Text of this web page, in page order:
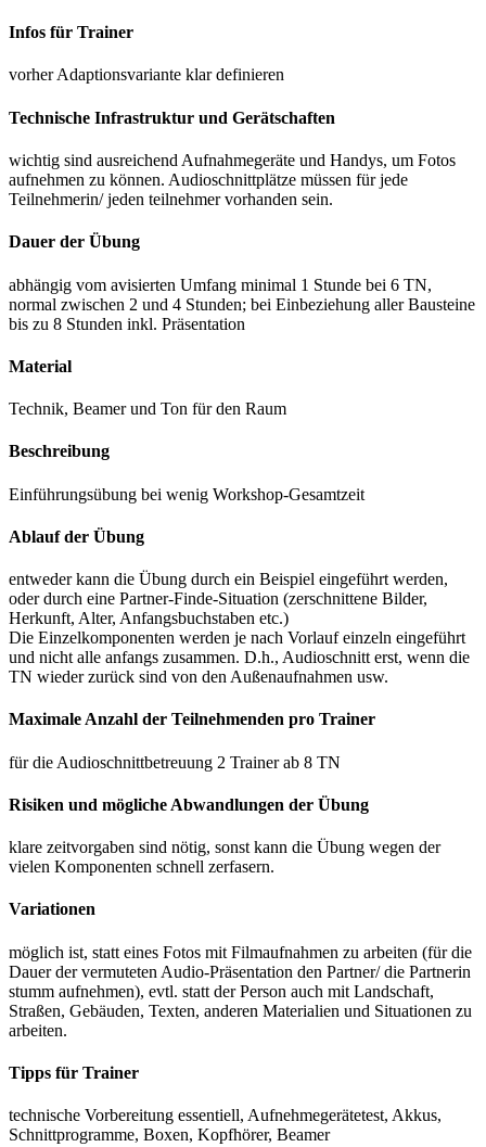
Infos für Trainer
vorher Adaptionsvariante klar definieren
Technische Infrastruktur und Gerätschaften
wichtig sind ausreichend Aufnahmegeräte und Handys, um Fotos
aufnehmen zu können. Audioschnittplätze müssen für jede
Teilnehmerin/ jeden teilnehmer vorhanden sein.
Dauer der Übung
abhängig vom avisierten Umfang minimal 1 Stunde bei 6 TN,
normal zwischen 2 und 4 Stunden; bei Einbeziehung aller Bausteine
bis zu 8 Stunden inkl. Präsentation
Material
Technik, Beamer und Ton für den Raum
Beschreibung
Einführungsübung bei wenig Workshop-Gesamtzeit
Ablauf der Übung
entweder kann die Übung durch ein Beispiel eingeführt werden,
oder durch eine Partner-Finde-Situation (zerschnittene Bilder,
Herkunft, Alter, Anfangsbuchstaben etc.)
Die Einzelkomponenten werden je nach Vorlauf einzeln eingeführt
und nicht alle anfangs zusammen. D.h., Audioschnitt erst, wenn die
TN wieder zurück sind von den Außenaufnahmen usw.
Maximale Anzahl der Teilnehmenden pro Trainer
für die Audioschnittbetreuung 2 Trainer ab 8 TN
Risiken und mögliche Abwandlungen der Übung
klare zeitvorgaben sind nötig, sonst kann die Übung wegen der
vielen Komponenten schnell zerfasern.
Variationen
möglich ist, statt eines Fotos mit Filmaufnahmen zu arbeiten (für die
Dauer der vermuteten Audio-Präsentation den Partner/ die Partnerin
stumm aufnehmen), evtl. statt der Person auch mit Landschaft,
Straßen, Gebäuden, Texten, anderen Materialien und Situationen zu
arbeiten.
Tipps für Trainer
technische Vorbereitung essentiell, Aufnehmegerätetest, Akkus,
Schnittprogramme, Boxen, Kopfhörer, Beamer